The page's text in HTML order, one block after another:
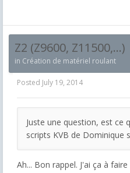
Z2 (Z9600, Z11500,...)
in Création de matériel roulant
Posted July 19, 2014
Juste une question, est ce
scripts KVB de Dominique
Ah... Bon rappel. J'ai ça à faire